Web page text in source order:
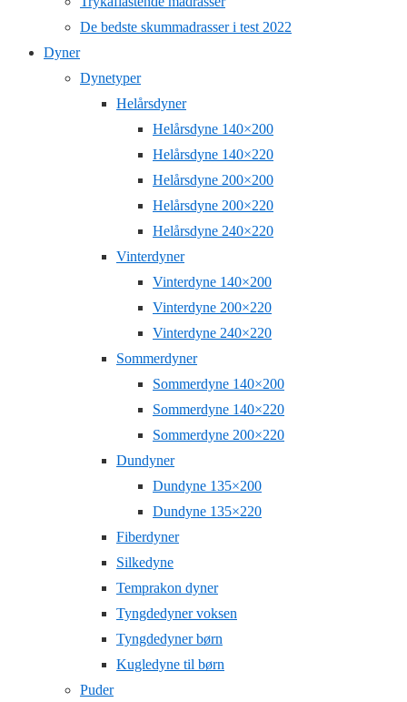
De bedste skummadrasser i test 2022
Dyner
Dynetyper
Helårsdyner
Helårsdyne 140×200
Helårsdyne 140×220
Helårsdyne 200×200
Helårsdyne 200×220
Helårsdyne 240×220
Vinterdyner
Vinterdyne 140×200
Vinterdyne 200×220
Vinterdyne 240×220
Sommerdyner
Sommerdyne 140×200
Sommerdyne 140×220
Sommerdyne 200×220
Dundyner
Dundyne 135×200
Dundyne 135×220
Fiberdyner
Silkedyne
Temprakon dyner
Tyngdedyner voksen
Tyngdedyner børn
Kugledyne til børn
Puder